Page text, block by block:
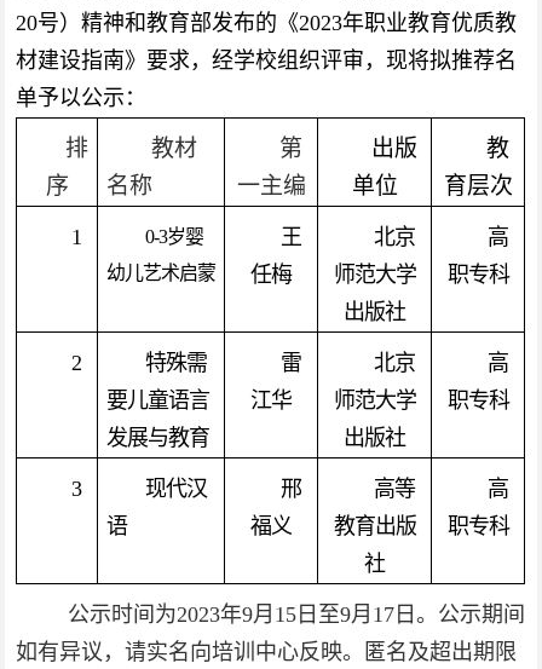
20号）精神和教育部发布的《2023年职业教育优质教
材建设指南》要求，经学校组织评审，现将拟推荐名
单予以公示：
排
序
教材
名称
第
一主编
出版
单位
教
育层次
1
0-3岁婴
幼儿艺术启蒙
王
任梅
北京
师范大学
出版社
高
职专科
2
特殊需
要儿童语言
发展与教育
雷
江华
北京
师范大学
出版社
高
职专科
3
现代汉
语
邢
福义
高等
教育出版
社
高
职专科
公示时间为2023年9月15日至9月17日。公示期间
如有异议，请实名向培训中心反映。匿名及超出期限